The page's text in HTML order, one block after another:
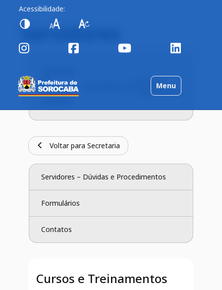
Acessibilidade:
Toggle
navigation
Menu
Servidores
de
Recursos
Cursos e
Treinamentos
Voltar para Secretaria
Servidores – Dúvidas e Procedimentos
Formulários
Contatos
Cursos e Treinamentos